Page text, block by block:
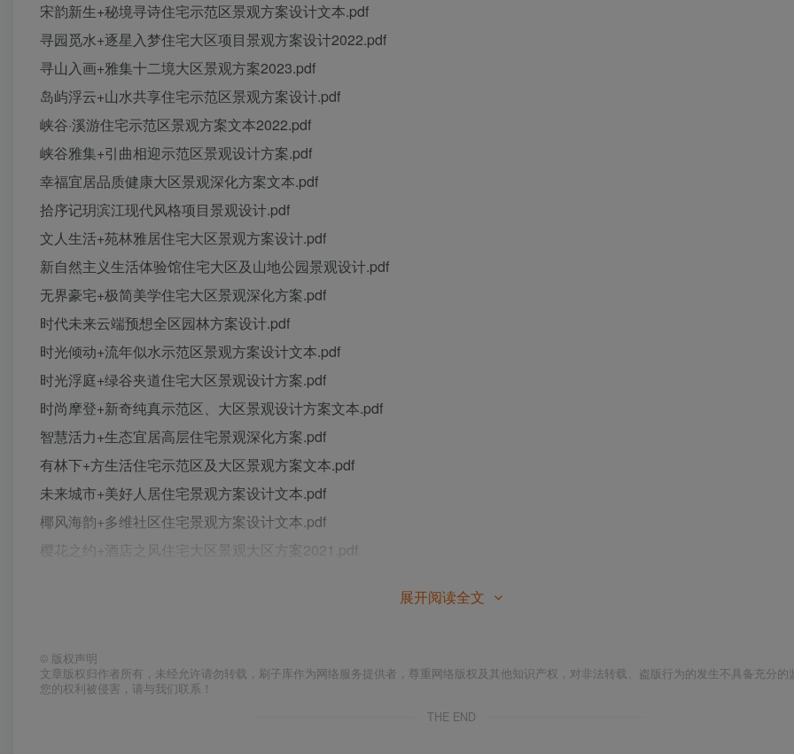
宋韵新生+秘境寻诗住宅示范区景观方案设计文本.pdf
寻园觅水+逐星入梦住宅大区项目景观方案设计2022.pdf
寻山入画+雅集十二境大区景观方案2023.pdf
岛屿浮云+山水共享住宅示范区景观方案设计.pdf
峡谷·溪游住宅示范区景观方案文本2022.pdf
峡谷雅集+引曲相迎示范区景观设计方案.pdf
幸福宜居品质健康大区景观深化方案文本.pdf
拾序记玥滨江现代风格项目景观设计.pdf
文人生活+苑林雅居住宅大区景观方案设计.pdf
新自然主义生活体验馆住宅大区及山地公园景观设计.pdf
无界豪宅+极简美学住宅大区景观深化方案.pdf
时代未来云端预想全区园林方案设计.pdf
时光倾动+流年似水示范区景观方案设计文本.pdf
时光浮庭+绿谷夹道住宅大区景观设计方案.pdf
时尚摩登+新奇纯真示范区、大区景观设计方案文本.pdf
智慧活力+生态宜居高层住宅景观深化方案.pdf
有林下+方生活住宅示范区及大区景观方案文本.pdf
未来城市+美好人居住宅景观方案设计文本.pdf
椰风海韵+多维社区住宅景观方案设计文本.pdf
樱花之约+酒店之风住宅大区景观大区方案2021.pdf
玉兰香颂+曲韵丰姿住宅示范区方案文本.pdf
现代中式艺术自然住宅景观概念设计.pdf
展开阅读全文
© 版权声明
文章版权归作者所有，未经允许请勿转载，刷子库作为网络服务提供者，尊重网络版权及其他知识产权，对非法转载、盗版行为的发生不具备充分的
您的权利被侵害，请与我们联系！
THE END